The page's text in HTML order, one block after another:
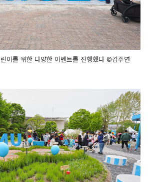
이를 위한 다양한 이벤트를 진행했다 ©김주연